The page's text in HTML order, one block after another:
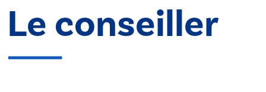
Le conseiller